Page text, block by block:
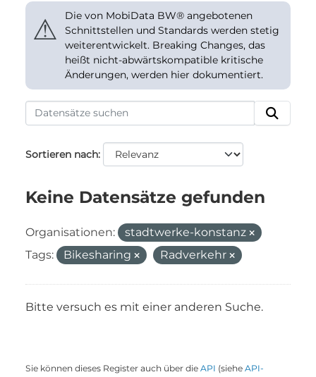
⚠
Die von MobiData BW® angebotenen
Schnittstellen und Standards werden stetig
weiterentwickelt. Breaking Changes, das
heißt nicht-abwärtskompatible kritische
Änderungen, werden hier dokumentiert.
Sortieren nach
Keine Datensätze gefunden
Organisationen:
stadtwerke-konstanz
Tags:
Bikesharing Radverkehr
Bitte versuch es mit einer anderen Suche.
Sie können dieses Register auch über die API (siehe API-